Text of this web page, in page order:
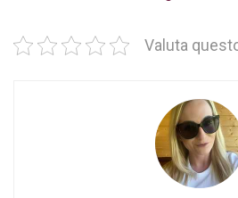
Valuta